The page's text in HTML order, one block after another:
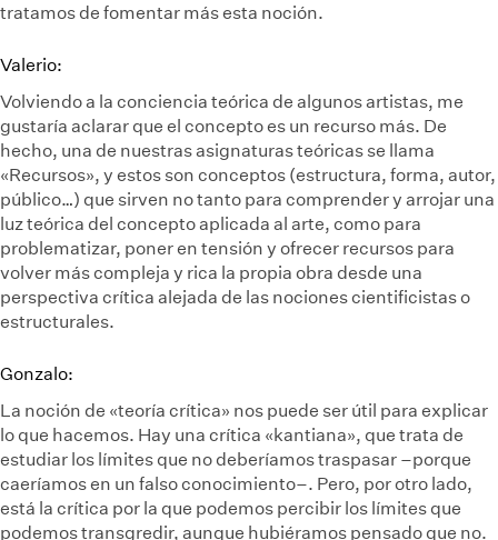
tratamos de fomentar más esta noción.
Valerio:
Volviendo a la conciencia teórica de algunos artistas, me
gustaría aclarar que el concepto es un recurso más. De
hecho, una de nuestras asignaturas teóricas se llama
«Recursos», y estos son conceptos (estructura, forma, autor,
público…) que sirven no tanto para comprender y arrojar una
luz teórica del concepto aplicada al arte, como para
problematizar, poner en tensión y ofrecer recursos para
volver más compleja y rica la propia obra desde una
perspectiva crítica alejada de las nociones cientificistas o
estructurales.
Gonzalo:
La noción de «teoría crítica» nos puede ser útil para explicar
lo que hacemos. Hay una crítica «kantiana», que trata de
estudiar los límites que no deberíamos traspasar –porque
caeríamos en un falso conocimiento–. Pero, por otro lado,
está la crítica por la que podemos percibir los límites que
podemos transgredir, aunque hubiéramos pensado que no.